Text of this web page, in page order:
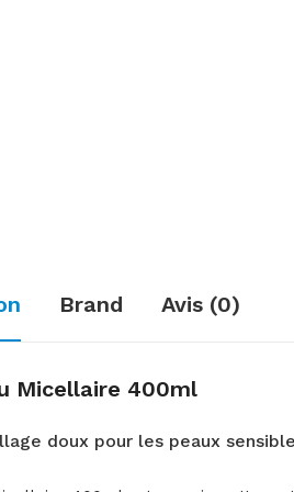
Brand Avis (0)
Micellaire 400ml
doux pour les peaux